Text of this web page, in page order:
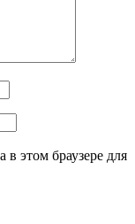
в этом браузере для